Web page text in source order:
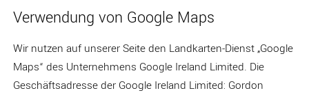
Verwendung von Google Maps
Wir nutzen auf unserer Seite den Landkarten-Dienst „Google
Maps“ des Unternehmens Google Ireland Limited. Die
Geschäftsadresse der Google Ireland Limited: Gordon